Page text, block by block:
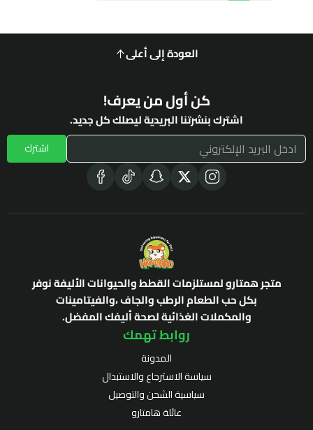
العودة إلى أعلى
كن أول من يعرف!
اشترك بنشرتنا البريدية ليصلك كل جديد.
اشترك
متجر همتارو لمستلزمات القطط والحيوانات الأليفة نوفر
بكل حب الطعام الرطب والجاف ،والفيتامينات
والمكملات الغذائية لصحة أليفك المفضل.
روابط تهمك
المدونة
سياسة الاسترجاع والاستبدال
سياسية الشحن والتوصيل
عائلة هامتارو